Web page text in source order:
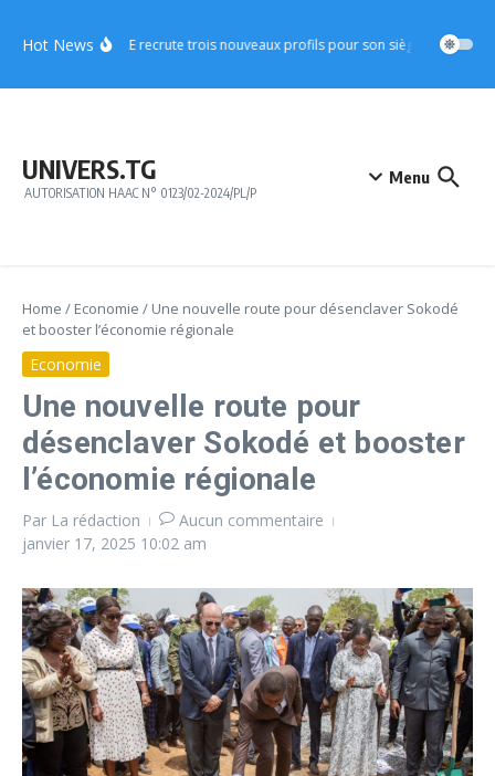
Hot NewsCICA-RE recrute trois nouveaux profils pour son siège à Lomé
UNIVERS.TG
AUTORISATION HAAC N° 0123/02-2024/PL/P
Menu
Home / Economie / Une nouvelle route pour désenclaver Sokodé
et booster l’économie régionale
Economie
Une nouvelle route pour
désenclaver Sokodé et booster
l’économie régionale
Par La rédaction
Aucun commentaire
janvier 17, 2025 10:02 am